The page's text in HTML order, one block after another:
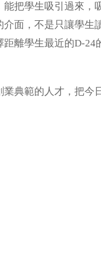
把學生吸引過來，
面，不是只讓學生
離學生最近的D-24
典範的人才，把今